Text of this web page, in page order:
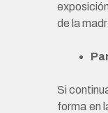
de la
Si
forma en